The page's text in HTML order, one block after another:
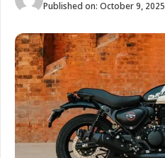
Published on: October 9, 2025